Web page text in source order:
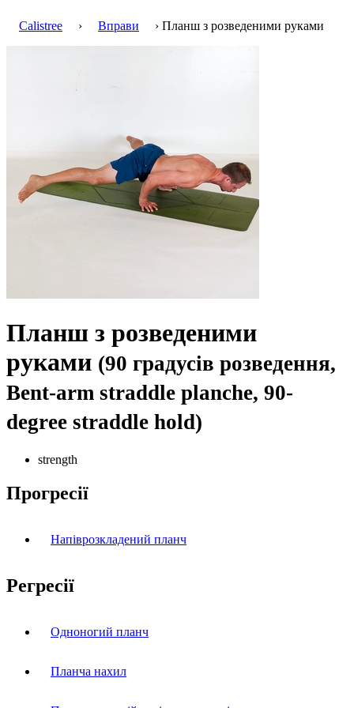
Calistree › Вправи › Планш з розведеними руками
Планш з розведеними
руками (90 градусів розведення,
Bent-arm straddle planche, 90-
degree straddle hold)
strength
Прогресії
Напіврозкладений планч
Регресії
Одноногий планч
Планча нахил